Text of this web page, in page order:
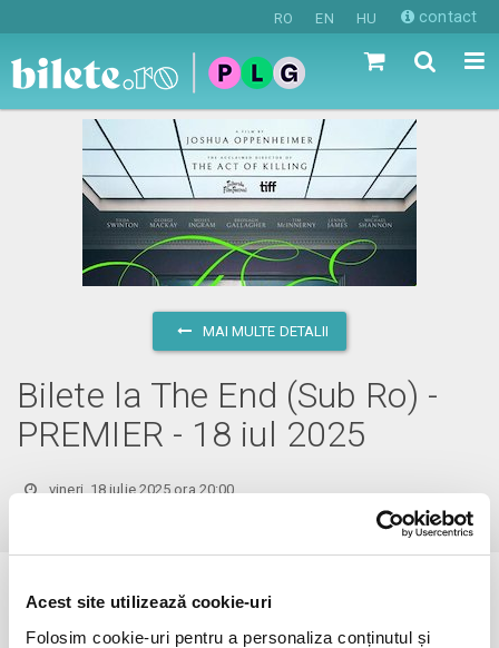
Acest site utilizează cookie-uri
Folosim cookie-uri pentru a personaliza conținutul și
RO EN HU contact
MAI MULTE DETALII
Bilete la The End (Sub Ro) -
PREMIER - 18 iul 2025
vineri, 18 iulie 2025 ora 20:00
Evenimentul a expirat.